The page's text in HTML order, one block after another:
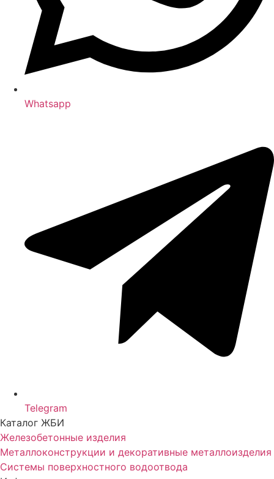
Whatsapp
Telegram
Каталог ЖБИ
Железобетонные изделия
Металлоконструкции и декоративные металлоизделия
Системы поверхностного водоотвода